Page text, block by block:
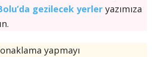
gezilecek yerler yazımıza
yapmayı